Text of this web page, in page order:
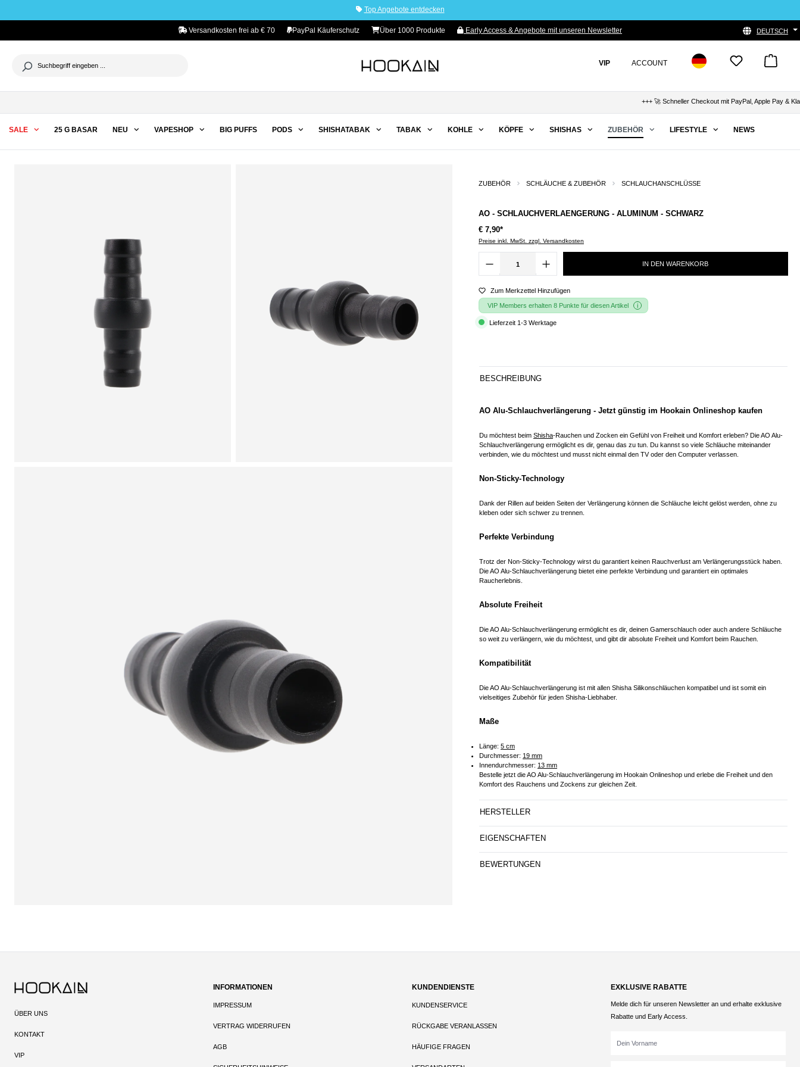
Top Angebote entdecken
Versandkosten frei ab € 70 PayPal Käuferschutz Über 1000 Produkte Early Access & Angebote mit unseren Newsletter DEUTSCH
VIP ACCOUNT
+++ 🚀 Schneller Checkout mit PayPal, Apple Pay & Klarna
SALE 25 G BASAR NEU VAPESHOP BIG PUFFS PODS SHISHATABAK TABAK KOHLE KÖPFE SHISHAS ZUBEHÖR LIFESTYLE NEWS
ZUBEHÖR SCHLÄUCHE & ZUBEHÖR SCHLAUCHANSCHLÜSSE
AO - SCHLAUCHVERLAENGERUNG - ALUMINUM - SCHWARZ
€ 7,90*
Preise inkl. MwSt. zzgl. Versandkosten
IN DEN WARENKORB
Zum Merkzettel Hinzufügen
VIP Members erhalten 8 Punkte für diesen Artikel
Lieferzeit 1-3 Werktage
BESCHREIBUNG
AO Alu-Schlauchverlängerung - Jetzt günstig im Hookain Onlineshop kaufen
Du möchtest beim Shisha-Rauchen und Zocken ein Gefühl von Freiheit und Komfort erleben? Die AO Alu-
Schlauchverlängerung ermöglicht es dir, genau das zu tun. Du kannst so viele Schläuche miteinander
verbinden, wie du möchtest und musst nicht einmal den TV oder den Computer verlassen.
Non-Sticky-Technology
Dank der Rillen auf beiden Seiten der Verlängerung können die Schläuche leicht gelöst werden, ohne zu
kleben oder sich schwer zu trennen.
Perfekte Verbindung
Trotz der Non-Sticky-Technology wirst du garantiert keinen Rauchverlust am Verlängerungsstück haben.
Die AO Alu-Schlauchverlängerung bietet eine perfekte Verbindung und garantiert ein optimales
Raucherlebnis.
Absolute Freiheit
Die AO Alu-Schlauchverlängerung ermöglicht es dir, deinen Gamerschlauch oder auch andere Schläuche
so weit zu verlängern, wie du möchtest, und gibt dir absolute Freiheit und Komfort beim Rauchen.
Kompatibilität
Die AO Alu-Schlauchverlängerung ist mit allen Shisha Silikonschläuchen kompatibel und ist somit ein
vielseitiges Zubehör für jeden Shisha-Liebhaber.
Maße
Länge: 5 cm
Durchmesser: 19 mm
Innendurchmesser: 13 mm
Bestelle jetzt die AO Alu-Schlauchverlängerung im Hookain Onlineshop und erlebe die Freiheit und den
Komfort des Rauchens und Zockens zur gleichen Zeit.
HERSTELLER
EIGENSCHAFTEN
BEWERTUNGEN
ÜBER UNS
KONTAKT
VIP
INFORMATIONEN
IMPRESSUM
VERTRAG WIDERRUFEN
AGB
KUNDENDIENSTE
KUNDENSERVICE
RÜCKGABE VERANLASSEN
HÄUFIGE FRAGEN
EXKLUSIVE RABATTE
Melde dich für unseren Newsletter an und erhalte exklusive
Rabatte und Early Access.